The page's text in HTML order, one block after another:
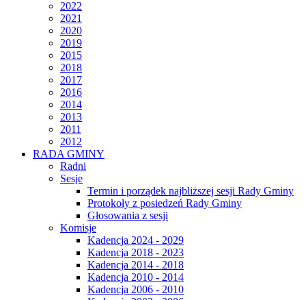
2022
2021
2020
2019
2015
2018
2017
2016
2014
2013
2011
2012
RADA GMINY
Radni
Sesje
Termin i porządek najbliższej sesji Rady Gminy
Protokoły z posiedzeń Rady Gminy
Głosowania z sesji
Komisje
Kadencja 2024 - 2029
Kadencja 2018 - 2023
Kadencja 2014 - 2018
Kadencja 2010 - 2014
Kadencja 2006 - 2010